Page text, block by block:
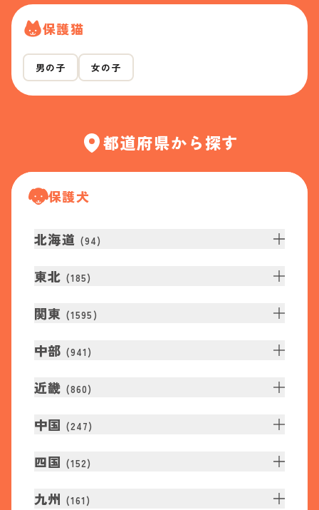
保護猫
男の子 女の子
都道府県から探す
保護犬
北海道 (94)
東北 (185)
関東 (1595 )
中部 (941 )
近畿 (860)
中国 (247)
四国 (152)
九州 (161 )